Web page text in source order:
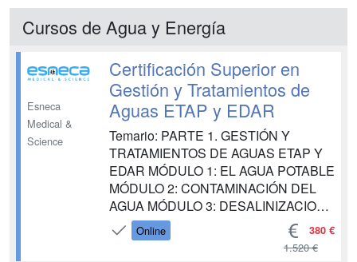
Cursos de Agua y Energía
Esneca
Medical &
Science
Certificación Superior en
Gestión y Tratamientos de
Aguas ETAP y EDAR
Temario: PARTE 1. GESTIÓN Y
TRATAMIENTOS DE AGUAS ETAP Y
EDAR MÓDULO 1: EL AGUA POTABLE
MÓDULO 2: CONTAMINACIÓN DEL
AGUA MÓDULO 3: DESALINIZACION
DEL AGUA MÓDULO 4: PLANTAS DE
TRATAMIENTO DE AGUA POTABLE
Online 380 €
1.520 €